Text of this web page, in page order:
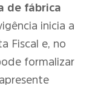
de fábrica
inicia a
Fiscal e, no
formalizar